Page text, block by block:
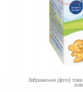
Зображення (фото)